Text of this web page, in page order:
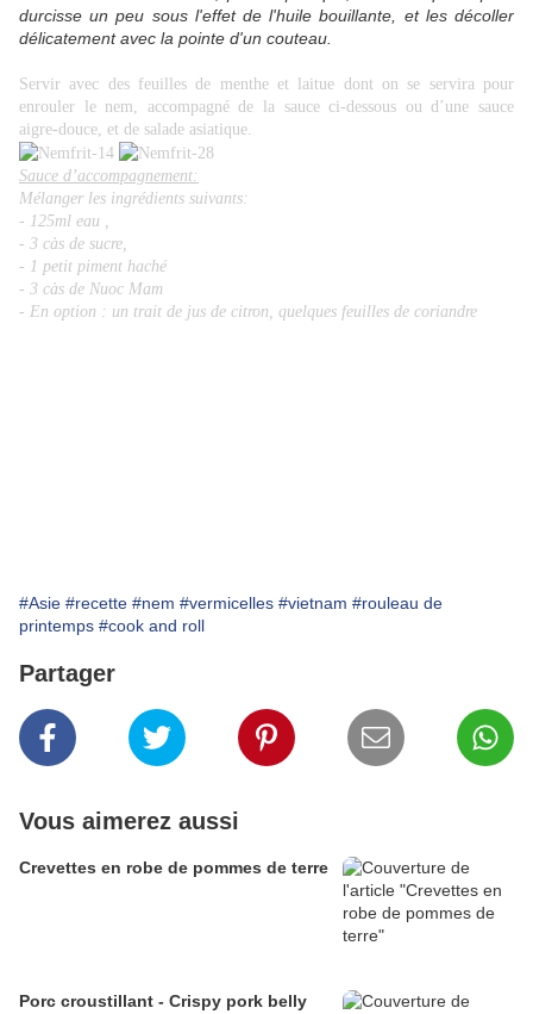
durcisse un peu sous l'effet de l'huile bouillante, et les décoller
délicatement avec la pointe d'un couteau.
Servir avec des feuilles de menthe et laitue dont on se servira pour
enrouler le nem, accompagné de la sauce ci-dessous ou d’une sauce
aigre-douce, et de salade asiatique.
Sauce d’accompagnement:
Mélanger les ingrédients suivants:
- 125ml eau ,
- 3 càs de sucre,
- 1 petit piment haché
- 3 càs de Nuoc Mam
- En option : un trait de jus de citron, quelques feuilles de coriandre
#Asie #recette #nem #vermicelles #vietnam #rouleau de
printemps #cook and roll
Partager
Vous aimerez aussi
Crevettes en robe de pommes de terre
Porc croustillant - Crispy pork belly